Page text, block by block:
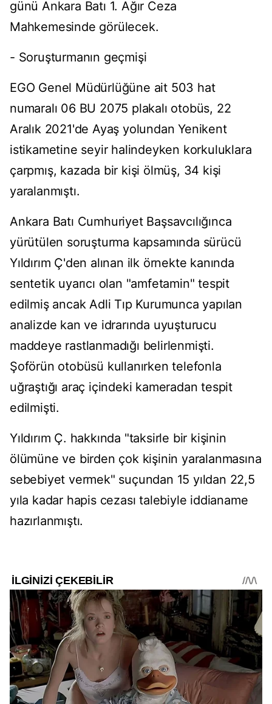
günü Ankara Batı 1. Ağır Ceza
Mahkemesinde görülecek.
- Soruşturmanın geçmişi
EGO Genel Müdürlüğüne ait 503 hat
numaralı 06 BU 2075 plakalı otobüs, 22
Aralık 2021'de Ayaş yolundan Yenikent
istikametine seyir halindeyken korkuluklara
çarpmış, kazada bir kişi ölmüş, 34 kişi
yaralanmıştı.
Ankara Batı Cumhuriyet Başsavcılığınca
yürütülen soruşturma kapsamında sürücü
Yıldırım Ç'den alınan ilk örnekte kanında
sentetik uyarıcı olan "amfetamin" tespit
edilmiş ancak Adli Tıp Kurumunca yapılan
analizde kan ve idrarında uyuşturucu
maddeye rastlanmadığı belirlenmişti.
Şoförün otobüsü kullanırken telefonla
uğraştığı araç içindeki kameradan tespit
edilmişti.
Yıldırım Ç. hakkında "taksirle bir kişinin
ölümüne ve birden çok kişinin yaralanmasına
sebebiyet vermek" suçundan 15 yıldan 22,5
yıla kadar hapis cezası talebiyle iddianame
hazırlanmıştı.